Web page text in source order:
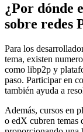
¿Por dónde
sobre redes
Para los
tema, existen
como libp2p y
paso. Participar en
también ayuda a
Además, cursos en
o edX cubren temas